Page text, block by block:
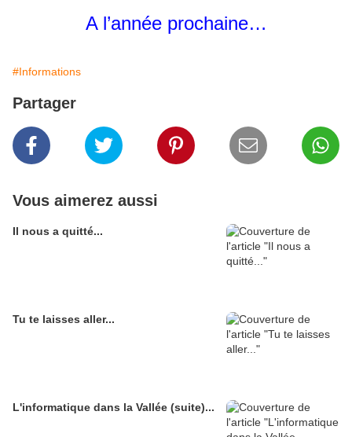
A l’année prochaine…
#Informations
Partager
Vous aimerez aussi
Il nous a quitté...
Tu te laisses aller...
L'informatique dans la Vallée (suite)...